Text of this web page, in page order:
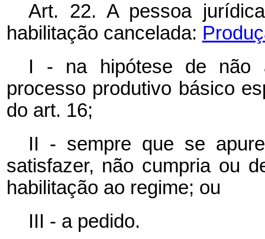
Art. 22. A pessoa
habilitação cancelada:
I - na hipótese de não
processo produtivo básico
do art. 16;
II - sempre que se
satisfazer, não cumpria ou
habilitação ao regime; ou
III - a pedido.